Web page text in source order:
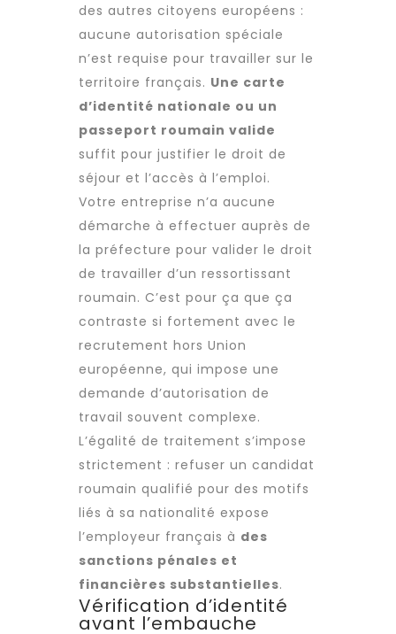
des autres citoyens européens :
aucune autorisation spéciale
n’est requise pour travailler sur le
territoire français. Une carte
d’identité nationale ou un
passeport roumain valide
suffit pour justifier le droit de
séjour et l’accès à l’emploi.
Votre entreprise n’a aucune
démarche à effectuer auprès de
la préfecture pour valider le droit
de travailler d’un ressortissant
roumain. C’est pour ça que ça
contraste si fortement avec le
recrutement hors Union
européenne, qui impose une
demande d’autorisation de
travail souvent complexe.
L’égalité de traitement s’impose
strictement : refuser un candidat
roumain qualifié pour des motifs
liés à sa nationalité expose
l’employeur français à des
sanctions pénales et
financières substantielles.
Vérification d’identité
avant l’embauche